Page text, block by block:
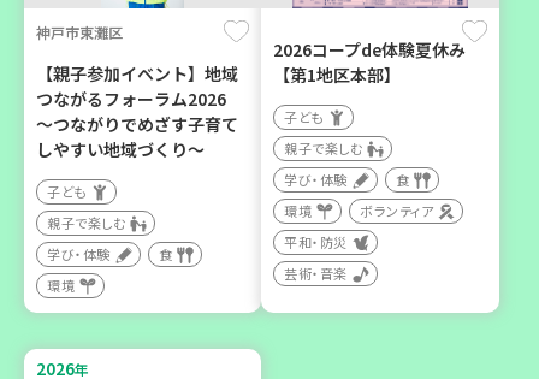
【第3地区本部】初心者も料
理好きも集まれ～♪ メン
(麺)ズ・クッキング
学び・体験 食
【第3地区本部】ほっとひと
いき 親子でゆったりタイ
ム♪(毎月開催予定)
子ども
親子で楽しむ
学び・体験
カフェ・つどい場
2026 年
9月14日(月)
神戸市東灘区
【親子参加イベント】地域
つながるフォーラム2026
～つながりでめざす子育て
しやすい地域づくり～
子ども
親子で楽しむ
学び・体験
食
環境
2026コープde体験夏休み
【第1地区本部】
子ども
親子で楽しむ
学び・体験
食
環境
ボランティア
平和・防災
芸術・音楽
2026年